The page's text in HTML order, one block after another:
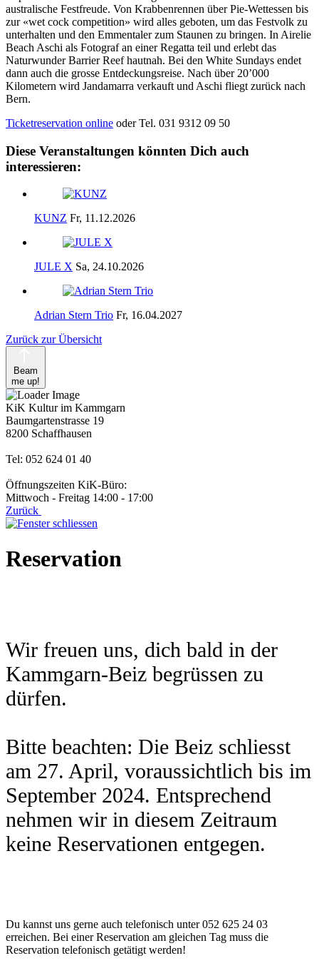
australische Festfreude. Von Krabbenrennen über Pie-Wettessen bis
zur «wet cock competition» wird alles geboten, um das Festvolk zu
unterhalten und den Emmentaler zum Staunen zu bringen. In Airelie
Beach Aschi als Fotograf an einer Regatta teil und erlebt das
Naturwunder Barrier Reef hautnah. Bei den White Sundays endet
dann auch die grosse Entdeckungsreise. Nach über 20’000
Kilometern wird Jandamarra verkauft und Aschi fliegt zurück nach
Bern.
Ticketreservation online oder Tel. 031 9312 09 50
Diese Veranstaltungen könnten Dich auch
interessieren:
KUNZ Fr, 11.12.2026
JULE X Sa, 24.10.2026
Adrian Stern Trio Fr, 16.04.2027
Zurück zur Übersicht
Beam
me up!
KiK Kultur im Kammgarn
Baumgartenstrasse 19
8200 Schaffhausen
Tel: 052 624 01 40
Öffnungszeiten KiK-Büro:
Mittwoch - Freitag 14:00 - 17:00
Zurück
Reservation
Wir freuen uns, dich bald in der
Kammgarn-Beiz begrüssen zu
dürfen.
Bitte beachten: Die Beiz schliesst
am 27. April, voraussichtlich bis im
September 2024. Entsprechend
nehmen wir in diesem Zeitraum
keine Reservationen entgegen.
Du kannst uns gerne auch telefonisch unter 052 625 24 03
erreichen. Bei einer Reservation am gleichen Tag muss die
Reservation telefonisch getätigt werden!